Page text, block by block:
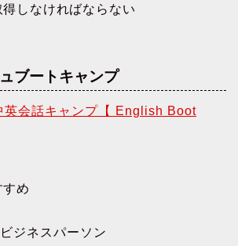
しなければならない
ブートキャンプ
英会話キャンプ【 English Boot
め
ジネスパーソン